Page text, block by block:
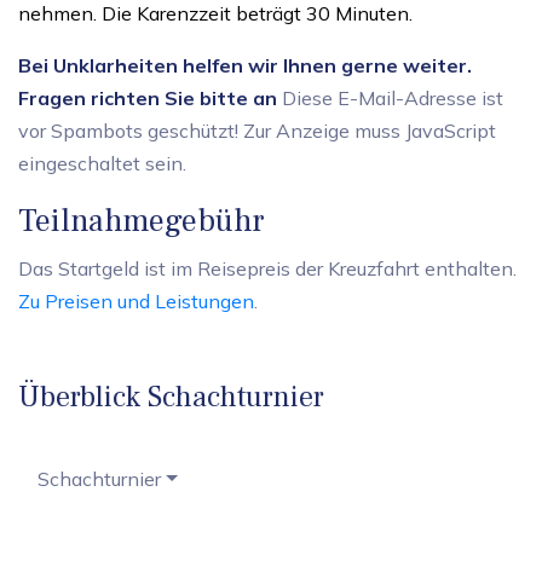
nehmen. Die Karenzzeit beträgt 30 Minuten.
Bei Unklarheiten helfen wir Ihnen gerne weiter.
Fragen richten Sie bitte an Diese E-Mail-Adresse ist
vor Spambots geschützt! Zur Anzeige muss JavaScript
eingeschaltet sein.
Teilnahmegebühr
Das Startgeld ist im Reisepreis der Kreuzfahrt enthalten.
Zu Preisen und Leistungen.
Überblick Schachturnier
Schachturnier